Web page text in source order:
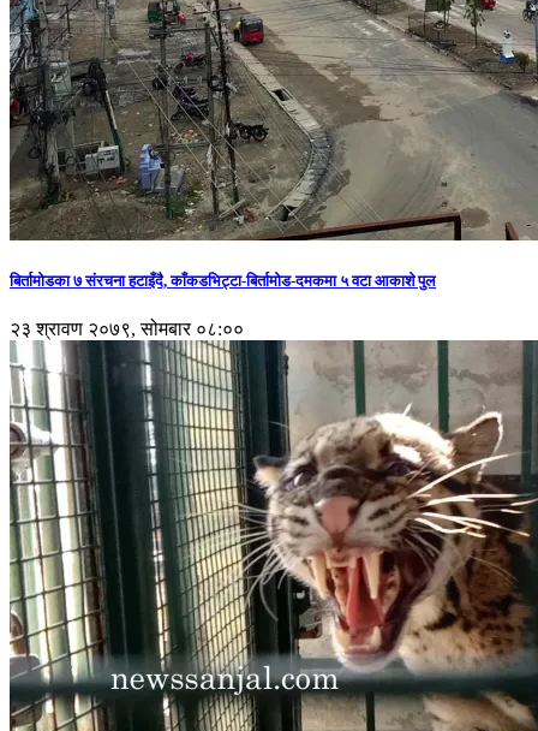
बिर्तामोडका ७ संरचना हटाइँदै, काँकडभिट्टा-बिर्तामोड-दमकमा ५ वटा आकाशे पुल
२३ श्रावण २०७९, सोमबार ०८:००